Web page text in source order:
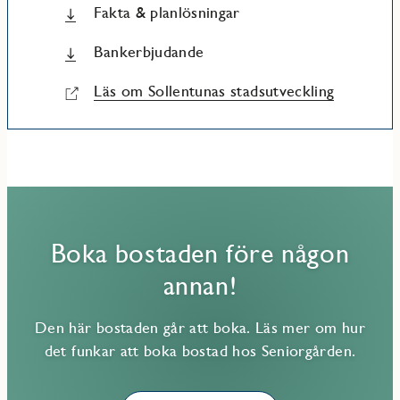
tvättstuga. Sollentuna Centrums stora galleria med
bort. Vill du ta dig ut i naturen har du stora nyrenoverade
promenadavstånd har du Edsvikens vattenlinje med
småbåtshamn och badplats. Kommunikationerna är mycket
Fakta & planlösningar
Bankerbjudande
Läs om Sollentunas stadsutveckling
Boka bostaden före någon
annan!
Den här bostaden går att boka. Läs mer om hur
det funkar att boka bostad hos Seniorgården.